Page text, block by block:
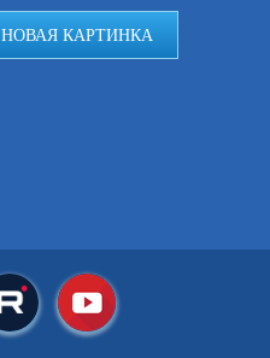
НОВАЯ КАРТИНКА